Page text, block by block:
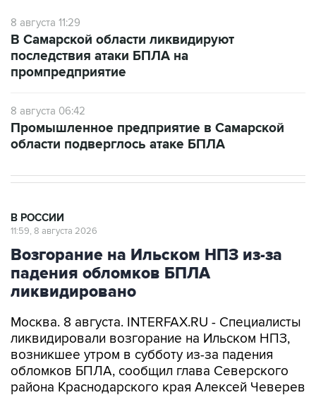
последствия атаки БПЛА на
промпредприятие
8 августа 06:42
области подверглось атаке БПЛА
Возгорание на Ильском НПЗ из-за
падения обломков БПЛА
ликвидировано
Москва. 8 августа. INTERFAX.RU - Специалисты
возникшее утром в субботу из-за падения
обломков БПЛА, сообщил глава Северского
района Краснодарского края Алексей Чеверев
в своем канале в Max.